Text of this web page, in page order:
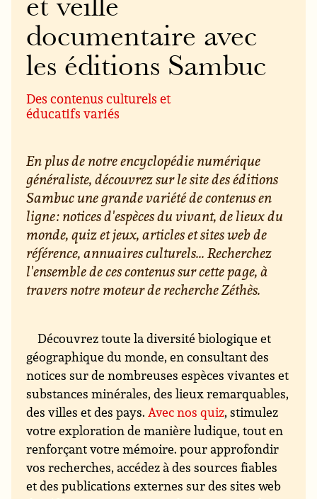
et veille
documentaire avec
les éditions Sambuc
Des contenus culturels et
éducatifs variés
En plus de notre encyclopédie numérique
généraliste, découvrez sur le site des éditions
Sambuc une grande variété de contenus en
ligne : notices d'espèces du vivant, de lieux du
monde, quiz et jeux, articles et sites web de
référence, annuaires culturels... Recherchez
l'ensemble de ces contenus sur cette page, à
travers notre moteur de recherche Zéthès.
Découvrez toute la diversité biologique et
géographique du monde, en consultant des
notices sur de nombreuses espèces vivantes et
substances minérales, des lieux remarquables,
des villes et des pays.Avec nos quiz, stimulez
votre exploration de manière ludique, tout en
renforçant votre mémoire. pour approfondir
vos recherches, accédez à des sources fiables
et des publications externes sur des sites web